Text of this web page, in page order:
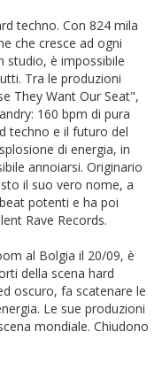
techno. Con 824 mila
che cresce ad ogni
studio, è impossibile
Tra le produzioni
They Want Our Seat",
160 bpm di pura
techno e il futuro del
di energia, in
annoiarsi. Originario
il suo vero nome, a
potenti e ha poi
Rave Records.
al Bolgia il 20/09, è
della scena hard
oscuro, fa scatenare le
Le sue produzioni
mondiale. Chiudono